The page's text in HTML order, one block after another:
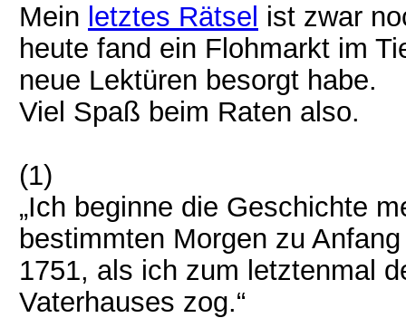
Mein letztes Rätsel ist zwar
heute fand ein Flohmarkt im
neue Lektüren besorgt habe.
Viel Spaß beim Raten also.
(1)
„Ich beginne die Geschichte
bestimmten Morgen zu
1751, als ich zum letztenmal
Vaterhauses zog.“